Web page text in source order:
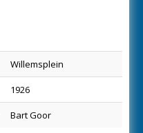
Willemsplein
1926
Bart Goor